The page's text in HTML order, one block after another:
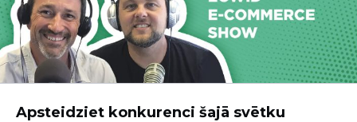
Apsteidziet konkurenci šajā svētku